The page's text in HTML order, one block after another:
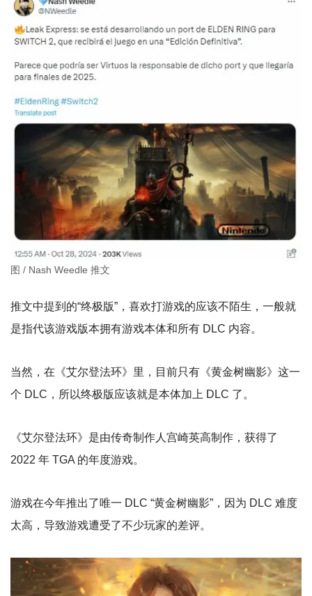
图 / Nash Weedle 推文
推文中提到的“终极版”，喜欢打游戏的应该不陌生，一般就
是指代该游戏版本拥有游戏本体和所有 DLC 内容。
当然，在《艾尔登法环》里，目前只有《黄金树幽影》这一
个 DLC，所以终极版应该就是本体加上 DLC 了。
《艾尔登法环》是由传奇制作人宫崎英高制作，获得了
2022 年 TGA 的年度游戏。
游戏在今年推出了唯一 DLC “黄金树幽影”，因为 DLC 难度
太高，导致游戏遭受了不少玩家的差评。